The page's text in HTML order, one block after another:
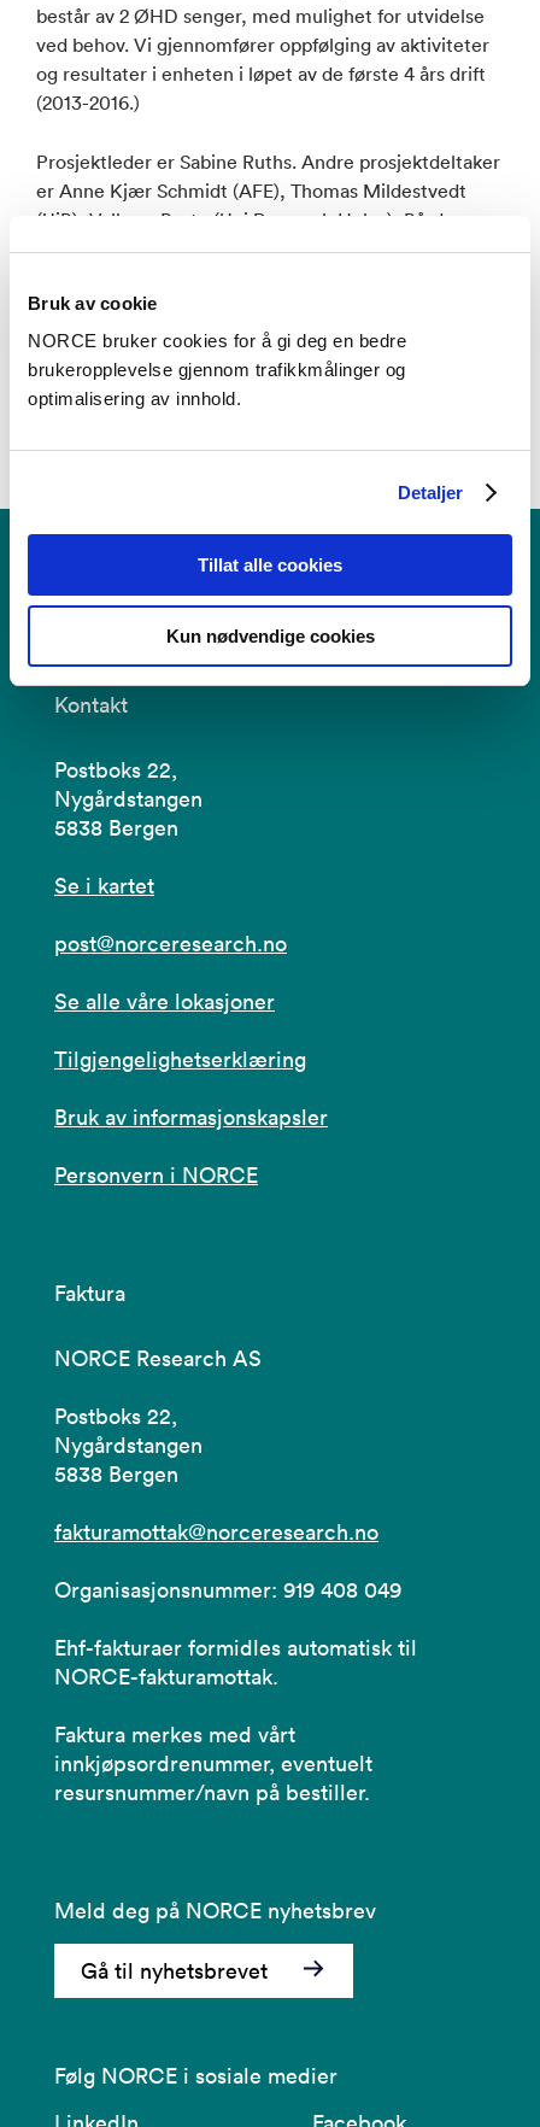
Bruk av cookie
NORCE bruker cookies for å gi deg en bedre
brukeropplevelse gjennom trafikkmålinger og
optimalisering av innhold.
Detaljer
Tillat alle cookies
Kun nødvendige cookies
består av 2 ØHD senger, med mulighet for utvidelse
ved behov. Vi gjennomfører oppfølging av aktiviteter
og resultater i enheten i løpet av de første 4 års drift
(2013-2016.)
Prosjektleder er Sabine Ruths. Andre prosjektdeltaker
er Anne Kjær Schmidt (AFE), Thomas Mildestvedt
(UiB), Valborg Baste (Uni Research Helse), Bård
Flattun Lilleeng (Luster kommune) og Henriette
Kontakt
Postboks 22,
Nygårdstangen
5838 Bergen
Se i kartet
post@norceresearch.no
Se alle våre lokasjoner
Tilgjengelighetserklæring
Bruk av informasjonskapsler
Personvern i NORCE
Faktura
NORCE Research AS
Postboks 22,
Nygårdstangen
5838 Bergen
fakturamottak@norceresearch.no
Organisasjonsnummer: 919 408 049
Ehf-fakturaer formidles automatisk til
NORCE-fakturamottak.
Faktura merkes med vårt
innkjøpsordrenummer, eventuelt
resursnummer/navn på bestiller.
Meld deg på NORCE nyhetsbrev
Gå til nyhetsbrevet
Følg NORCE i sosiale medier